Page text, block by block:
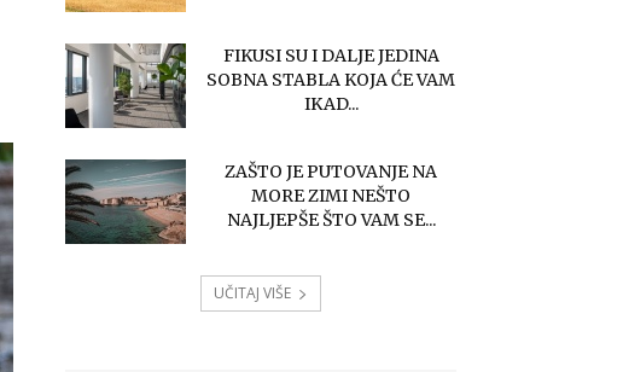
FIKUSI SU I DALJE JEDINA
SOBNA STABLA KOJA ĆE VAM
IKAD...
ZAŠTO JE PUTOVANJE NA
MORE ZIMI NEŠTO
NAJLJEPŠE ŠTO VAM SE...
UČITAJ VIŠE